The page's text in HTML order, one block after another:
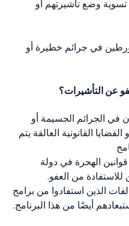
تسوية وضع تأشيرتهم أو
في جرائم خطيرة أو
عن التأشيرات؟
في الجرائم الجسيمة أو
القانونية العالقة يتم
قوانين الهجرة في دولة
للاستفادة من العفو.
الذين استفادوا من برامج
أيضًا من هذا البرنامج.